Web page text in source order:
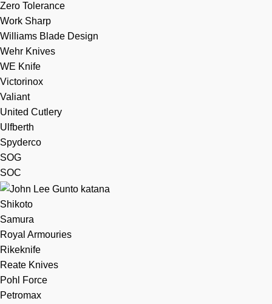
Zero Tolerance
Work Sharp
Williams Blade Design
Wehr Knives
WE Knife
Victorinox
Valiant
United Cutlery
Ulfberth
Spyderco
SOG
SOC
Shikoto
Samura
Royal Armouries
Rikeknife
Reate Knives
Pohl Force
Petromax